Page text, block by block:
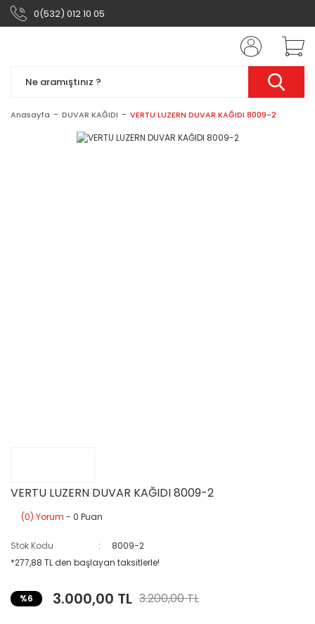
0(532) 012 10 05
Anasayfa DUVAR KAĞIDI VERTU LUZERN DUVAR KAĞIDI 8009-2
VERTU LUZERN DUVAR KAĞIDI 8009-2
(0) Yorum - 0 Puan
Stok Kodu
8009-2
*277,88 TL den başlayan taksitlerle!
%6 3.000,00 TL 3.200,00 TL